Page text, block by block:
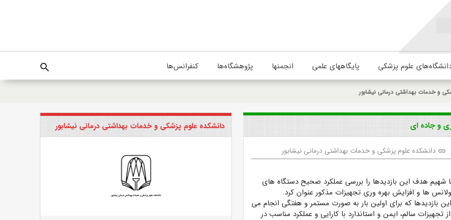
علوم پزشکی پایگاههای علمی انجمنها پژوهشگاه‌ها کنفرانس‌ها search
و خدمات بهداشتی درمانی نیشابور
و جاده ای
link دانشکده علوم پزشکی و خدمات بهداشتی درمانی نیشابور
شهیم هدف این بازدیدها را بررسی عملکرد صحیح دستگاه های
ها و افزایش بهره وری تجهیزات مذکور عنوان کرد.
بازدیدها که برای اولین بار به صورت مستمر و هفتگی انجام می
تجهیزات سالم، ایمن و استاندارد با کارایی و عملکرد مناسب در
دانشکده علوم پزشکی و خدمات بهداشتی درمانی نیشابور